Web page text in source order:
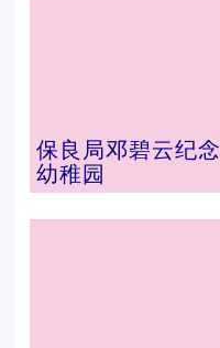
保良局邓碧云纪念
幼稚园